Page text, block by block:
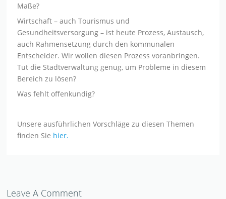
Maße?
Wirtschaft – auch Tourismus und
Gesundheitsversorgung – ist heute Prozess, Austausch,
auch Rahmensetzung durch den kommunalen
Entscheider. Wir wollen diesen Prozess voranbringen.
Tut die Stadtverwaltung genug, um Probleme in diesem
Bereich zu lösen?
Was fehlt offenkundig?
Unsere ausführlichen Vorschläge zu diesen Themen
finden Sie hier.
Leave A Comment